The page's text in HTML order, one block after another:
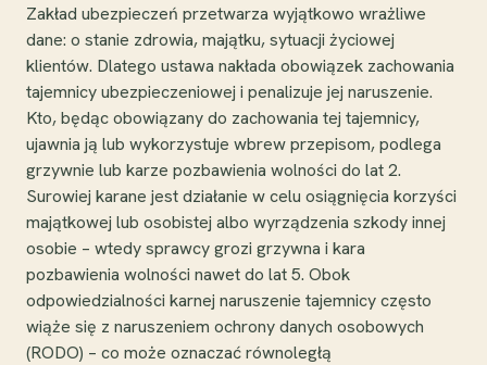
Zakład ubezpieczeń przetwarza wyjątkowo wrażliwe
dane: o stanie zdrowia, majątku, sytuacji życiowej
klientów. Dlatego ustawa nakłada obowiązek zachowania
tajemnicy ubezpieczeniowej i penalizuje jej naruszenie.
Kto, będąc obowiązany do zachowania tej tajemnicy,
ujawnia ją lub wykorzystuje wbrew przepisom, podlega
grzywnie lub karze pozbawienia wolności do lat 2.
Surowiej karane jest działanie w celu osiągnięcia korzyści
majątkowej lub osobistej albo wyrządzenia szkody innej
osobie – wtedy sprawcy grozi grzywna i kara
pozbawienia wolności nawet do lat 5. Obok
odpowiedzialności karnej naruszenie tajemnicy często
wiąże się z naruszeniem ochrony danych osobowych
(RODO) – co może oznaczać równoległą